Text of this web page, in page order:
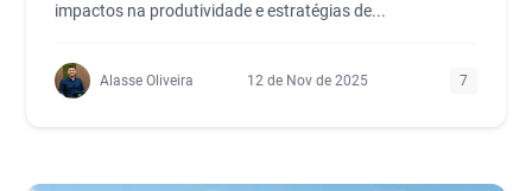
impactos na produtividade e estratégias de...
Alasse Oliveira 12 de Nov de 2025 7